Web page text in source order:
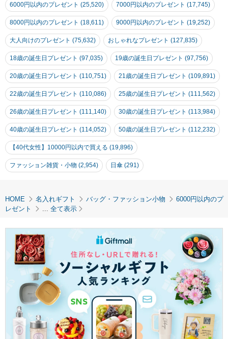
6000円以内のプレゼント (25,520) 7000円以内のプレゼント (17,745)
8000円以内のプレゼント (18,611) 9000円以内のプレゼント (19,252)
大人向けのプレゼント (75,632) おしゃれなプレゼント (127,835)
18歳の誕生日プレゼント (97,035) 19歳の誕生日プレゼント (97,756)
20歳の誕生日プレゼント (110,751) 21歳の誕生日プレゼント (109,891)
22歳の誕生日プレゼント (110,086) 25歳の誕生日プレゼント (111,562)
26歳の誕生日プレゼント (111,140) 30歳の誕生日プレゼント (113,984)
40歳の誕生日プレゼント (114,052) 50歳の誕生日プレゼント (112,232)
【40代女性】10000円以内で買える (19,896)
ファッション雑貨・小物 (2,954) 日傘 (291)
HOME 名入れギフト バッグ・ファッション小物
6000円以内のプ
レゼント
全て表示